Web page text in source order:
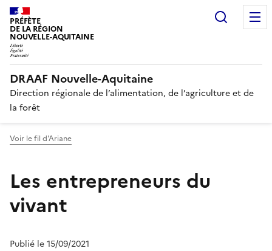
PRÉFÈTE
DE LA RÉGION
NOUVELLE-AQUITAINE
DRAAF Nouvelle-Aquitaine
Direction régionale de l’alimentation, de l’agriculture et de
la forêt
Voir le fil d'Ariane
Les entrepreneurs du
vivant
Publié le 15/09/2021